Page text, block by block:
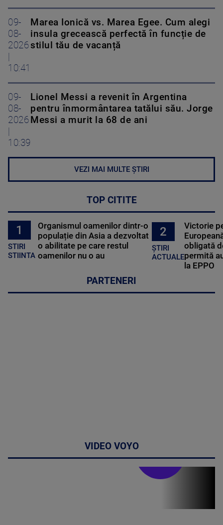
09-
08-
2026
10:41
Marea Ionică vs. Marea Egee. Cum alegi
insula grecească perfectă în funcție de
stilul tău de vacanță
09-
08-
2026
10:39
Lionel Messi a revenit în Argentina
pentru înmormântarea tatălui său. Jorge
Messi a murit la 68 de ani
VEZI MAI MULTE ȘTIRI
TOP CITITE
1
STIRI
STIINTA
Organismul oamenilor dintr-o
populație din Asia a dezvoltat
o abilitate pe care restul
oamenilor nu o au
2
ȘTIRI
ACTUALE
Victorie
obligată
permită
la EPPO
PARTENERI
VIDEO VOYO